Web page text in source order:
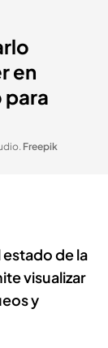
en
para
. Freepik
de la
visualizar
y